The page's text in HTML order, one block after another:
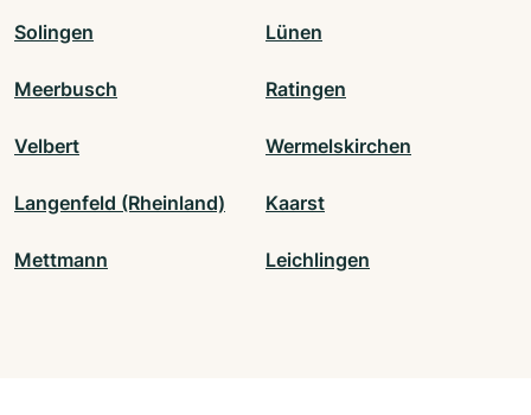
Solingen Lünen
Meerbusch Ratingen
Velbert Wermelskirchen
Langenfeld (Rheinland) Kaarst
Mettmann Leichlingen